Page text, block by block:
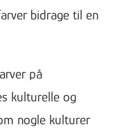
bidrage til en
på
kulturelle og
nogle kulturer